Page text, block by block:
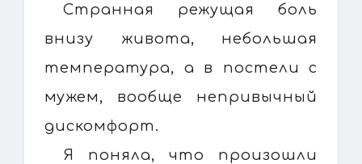
Странная режущая боль
внизу живота, небольшая
температура, а в постели с
мужем, вообще непривычный
дискомфорт.
Я поняла, что произошли